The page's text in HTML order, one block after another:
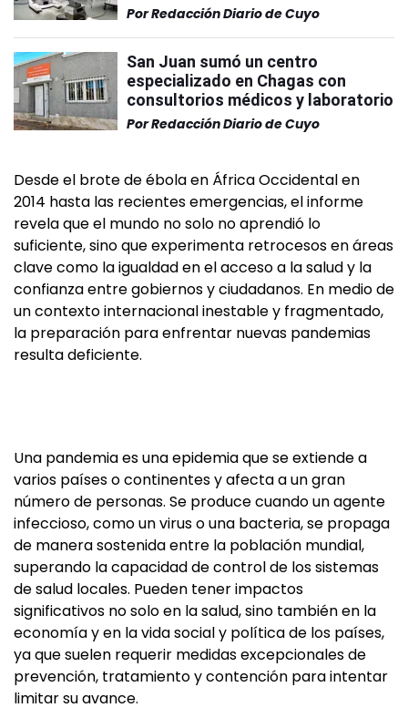
PorRedacción Diario de Cuyo
San Juan sumó un centro
especializado en Chagas con
consultorios médicos y laboratorio
PorRedacción Diario de Cuyo
Desde el brote de ébola en África Occidental en
2014 hasta las recientes emergencias, el informe
revela que el mundo no solo no aprendió lo
suficiente, sino que experimenta retrocesos en áreas
clave como la igualdad en el acceso a la salud y la
confianza entre gobiernos y ciudadanos. En medio de
un contexto internacional inestable y fragmentado,
la preparación para enfrentar nuevas pandemias
resulta deficiente.
Una pandemia es una epidemia que se extiende a
varios países o continentes y afecta a un gran
número de personas. Se produce cuando un agente
infeccioso, como un virus o una bacteria, se propaga
de manera sostenida entre la población mundial,
superando la capacidad de control de los sistemas
de salud locales. Pueden tener impactos
significativos no solo en la salud, sino también en la
economía y en la vida social y política de los países,
ya que suelen requerir medidas excepcionales de
prevención, tratamiento y contención para intentar
limitar su avance.